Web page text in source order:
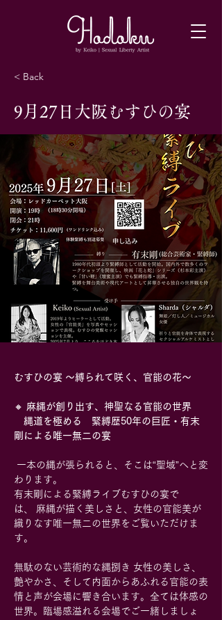
< Back
9月27日大阪むすひの宴
むすひの宴 〜縛られて咲く、官能の花〜
🔸 麻縄が創り出す、神聖なる官能の世界
縄道を極める　緊縛歴50年の巨匠・有末
剛による唯一無二の宴
一本の縄が張られると、そこは“聖域”へと変
わります。
有末剛による緊縛ライブむすひの宴で
は、 麻縄が描く美しさと、女性の官能美が
織りなす唯一無二の世界をご覧いただけま
す。
無駄のない芸術的な縄捌き 女性の美しさ、
艶やかさ、そして内面からあふれる官能の表
情と声が会場に響き合います。全ては体感の
世界。臨場感溢れる会場でご一緒しましょ